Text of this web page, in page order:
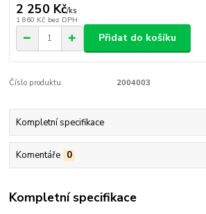
2 250 Kč/ks
1 860 Kč bez DPH
Přidat do košíku
Číslo produktu: 2004003
Kompletní specifikace
Komentáře 0
Kompletní specifikace